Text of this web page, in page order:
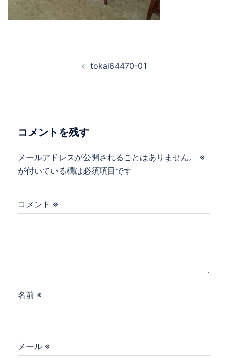
tokai64470-01
コメントを残す
メールアドレスが公開されることはありません。
※
が付いている欄は必須項目です
コメント ※
名前 ※
メール ※